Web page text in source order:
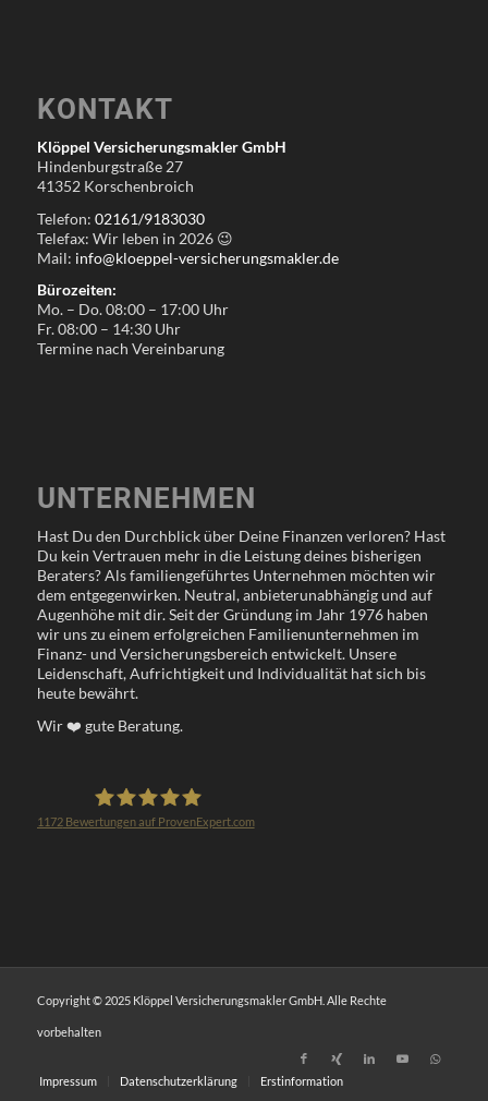
KONTAKT
Klöppel Versicherungsmakler GmbH
Hindenburgstraße 27
41352 Korschenbroich
Telefon: 02161/9183030
Telefax: Wir leben in 2026 😉
Mail: info@kloeppel-versicherungsmakler.de
Bürozeiten:
Mo. – Do. 08:00 – 17:00 Uhr
Fr. 08:00 – 14:30 Uhr
Termine nach Vereinbarung
UNTERNEHMEN
Hast Du den Durchblick über Deine Finanzen verloren? Hast
Du kein Vertrauen mehr in die Leistung deines bisherigen
Beraters? Als familiengeführtes Unternehmen möchten wir
dem entgegenwirken. Neutral, anbieterunabhängig und auf
Augenhöhe mit dir. Seit der Gründung im Jahr 1976 haben
wir uns zu einem erfolgreichen Familienunternehmen im
Finanz- und Versicherungsbereich entwickelt. Unsere
Leidenschaft, Aufrichtigkeit und Individualität hat sich bis
heute bewährt.
Wir❤️ gute Beratung.
1172Bewertungen auf ProvenExpert.com
Copyright © 2025 Klöppel Versicherungsmakler GmbH. Alle Rechte
vorbehalten
Impressum Datenschutzerklärung Erstinformation